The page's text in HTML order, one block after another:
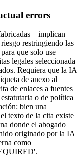
errors
restringiendo las
que solo use
legales seleccionada
Requiera que la IA
de anexo al
de enlaces a fuentes
o de política
bien una
texto de la cita existe
donde el abogado
originado por la IA
como